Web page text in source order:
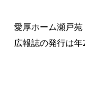
愛厚ホーム瀬戸
広報誌の発行は年